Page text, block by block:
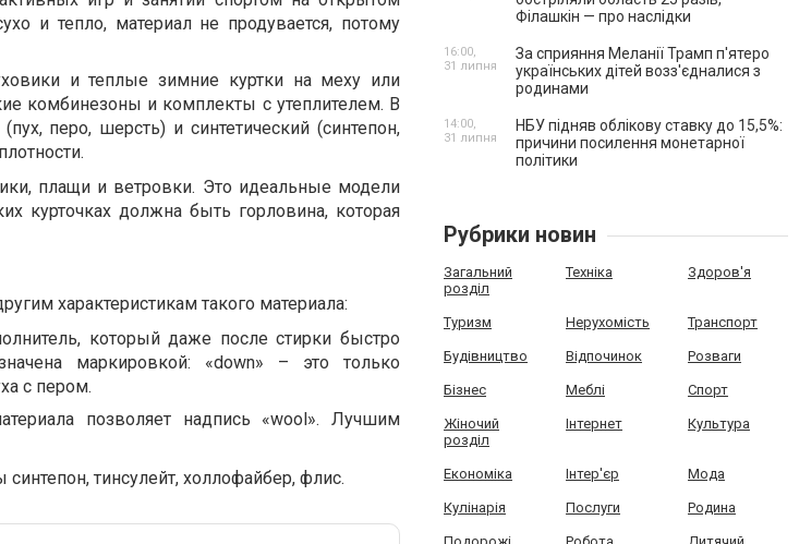
и тепло, материал не продувается, потому
и теплые зимние куртки на меху или
комбинезоны и комплекты с утеплителем. В
перо, шерсть) и синтетический (синтепон,
плащи и ветровки. Это идеальные модели
курточках должна быть горловина, которая
характеристикам такого материала:
который даже после стирки быстро
маркировкой: «down» – это только
с пером.
позволяет надпись «wool». Лучшим
тинсулейт, холлофайбер, флис.
Філашкін — про наслідки
За сприяння Меланії Трамп п'ятеро
українських дітей возз'єдналися з
родинами
16:00,
31 липня
НБУ підняв облікову ставку до 15,5%:
причини посилення монетарної
політики
14:00,
31 липня
Рубрики новин
Загальний
розділ
Техніка Здоров'я
Туризм Нерухомість Транспорт
Будівництво Відпочинок Розваги
Бізнес Меблі Спорт
Жіночий
розділ
Інтернет Культура
Економіка Інтер'єр Мода
Кулінарія Послуги Родина